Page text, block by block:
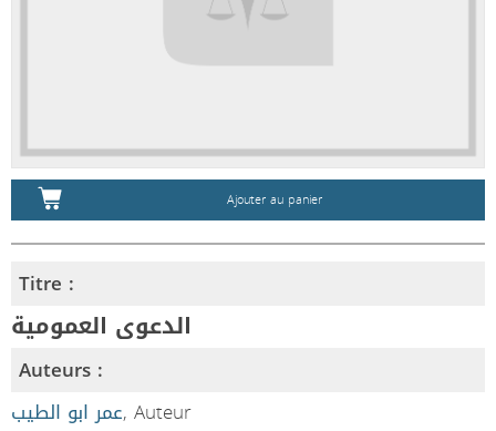
Ajouter au panier
Titre :
الدعوى العمومية
Auteurs :
عمر ابو الطيب, Auteur